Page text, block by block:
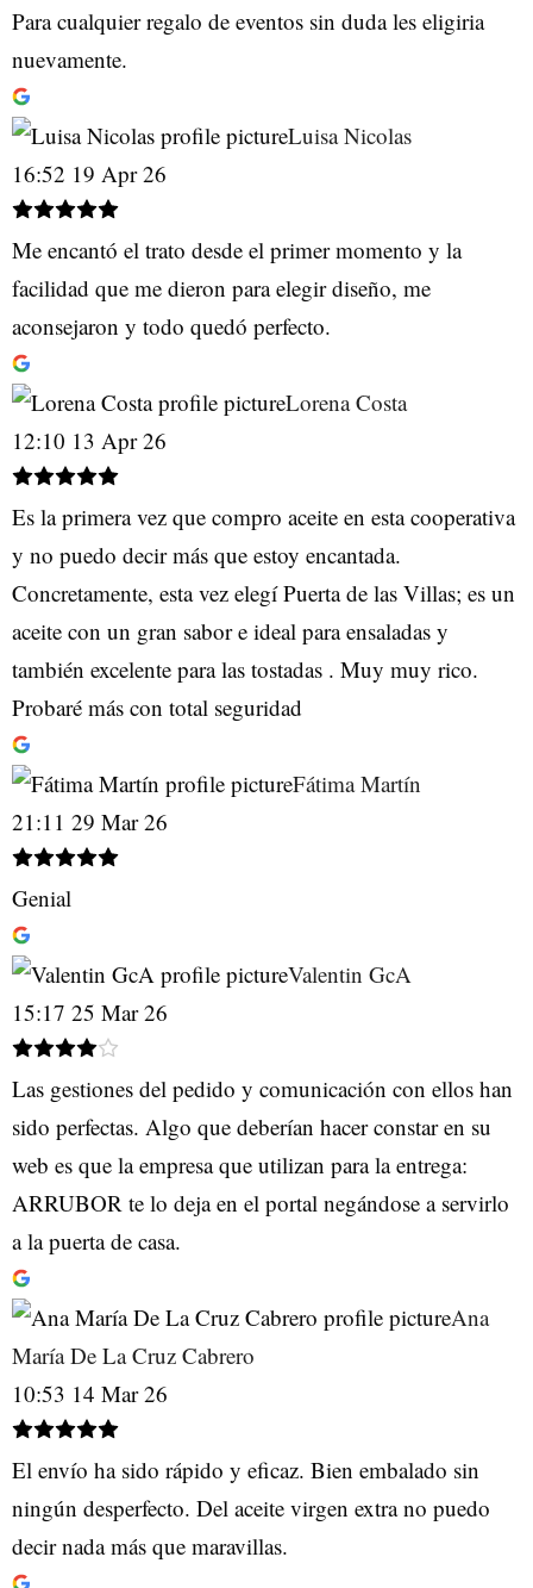
Para cualquier regalo de eventos sin duda les eligiria
nuevamente.
Luisa Nicolas
16:52 19 Apr 26
Me encantó el trato desde el primer momento y la
facilidad que me dieron para elegir diseño, me
aconsejaron y todo quedó perfecto.
Lorena Costa
12:10 13 Apr 26
Es la primera vez que compro aceite en esta cooperativa
y no puedo decir más que estoy encantada.
Concretamente, esta vez elegí Puerta de las Villas; es un
aceite con un gran sabor e ideal para ensaladas y
también excelente para las tostadas . Muy muy rico.
Probaré más con total seguridad
Fátima Martín
21:11 29 Mar 26
Genial
Valentin GcA
15:17 25 Mar 26
Las gestiones del pedido y comunicación con ellos han
sido perfectas. Algo que deberían hacer constar en su
web es que la empresa que utilizan para la entrega:
ARRUBOR te lo deja en el portal negándose a servirlo
a la puerta de casa.
Ana
María De La Cruz Cabrero
10:53 14 Mar 26
El envío ha sido rápido y eficaz. Bien embalado sin
ningún desperfecto. Del aceite virgen extra no puedo
decir nada más que maravillas.